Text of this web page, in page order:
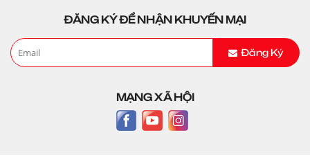
ĐĂNG KÝ ĐỂ NHẬN KHUYẾN MẠI
Đăng Ký
MẠNG XÃ HỘI